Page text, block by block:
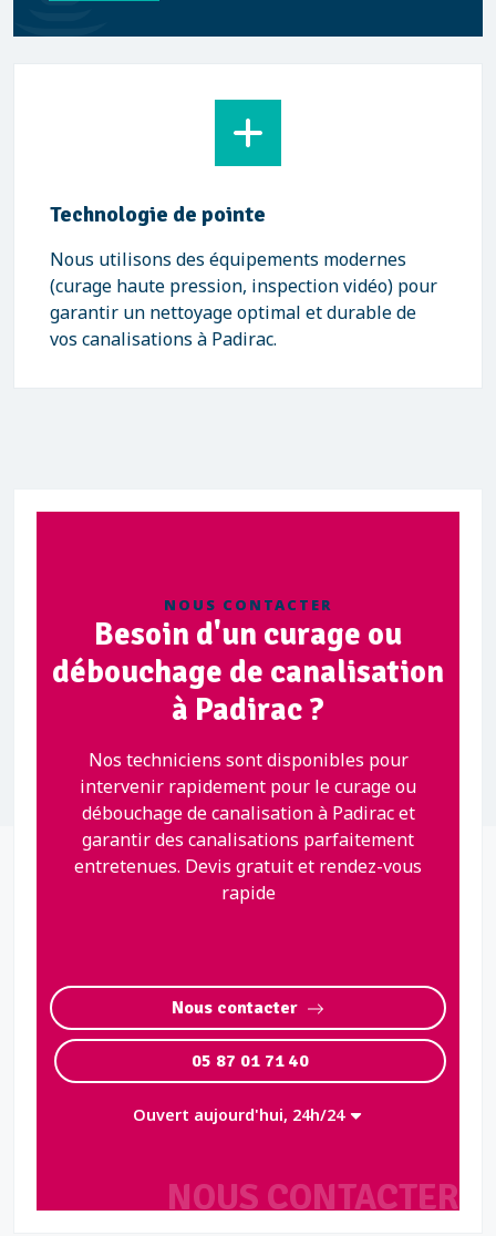
Technologie de pointe
Nous utilisons des équipements modernes
(curage haute pression, inspection vidéo) pour
garantir un nettoyage optimal et durable de
vos canalisations à Padirac.
NOUS CONTACTER
NOUS CONTACTER
Besoin d'un curage ou
débouchage de canalisation
à Padirac ?
Nos techniciens sont disponibles pour
intervenir rapidement pour le curage ou
débouchage de canalisation à Padirac et
garantir des canalisations parfaitement
entretenues. Devis gratuit et rendez-vous
rapide
Nous contacter
05 87 01 71 40
Ouvert aujourd'hui, 24h/24